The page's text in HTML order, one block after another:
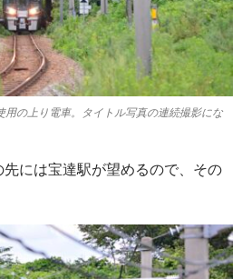
用の上り電車。タイトル写真の連続撮影にな
には宝達駅が望めるので、その